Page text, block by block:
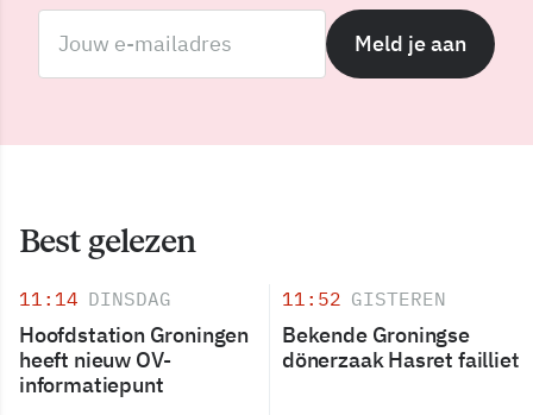
Meld je aan
Best gelezen
11:14 DINSDAG
Hoofdstation Groningen
heeft nieuw OV-
informatiepunt
11:52 GISTEREN
Bekende Groningse
dönerzaak Hasret failliet